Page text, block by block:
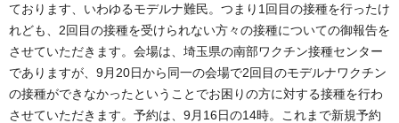
ております、いわゆるモデルナ難民。つまり1回目の接種を行ったけ
れども、2回目の接種を受けられない方々の接種についての御報告を
させていただきます。会場は、埼玉県の南部ワクチン接種センター
でありますが、9月20日から同一の会場で2回目のモデルナワクチン
の接種ができなかったということでお困りの方に対する接種を行わ
させていただきます。予約は、9月16日の14時。これまで新規予約